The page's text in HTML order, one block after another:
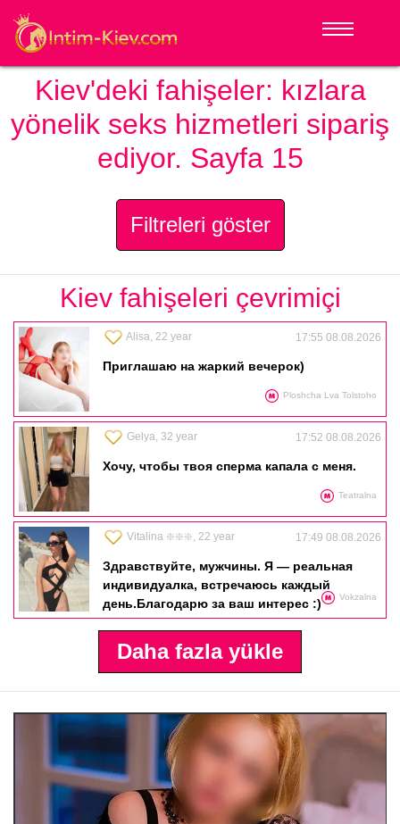
Kiev'deki fahişeler: kızlara
yönelik seks hizmetleri sipariş
ediyor. Sayfa 15
Filtreleri göster
Kiev fahişeleri çevrimiçi
Alisa, 22 year 17:55 08.08.2026
Ploshcha Lva Tolstoho
Приглашаю на жаркий вечерок)
Gelya, 32 year 17:52 08.08.2026
Teatralna
Хочу, чтобы твоя сперма капала с меня.
Vitalina ❇️❇️❇️, 22 year 17:49 08.08.2026
Vokzalna
Здравствуйте, мужчины. Я — реальная
индивидуалка, встречаюсь каждый
день.Благодарю за ваш интерес :)
Daha fazla yükle